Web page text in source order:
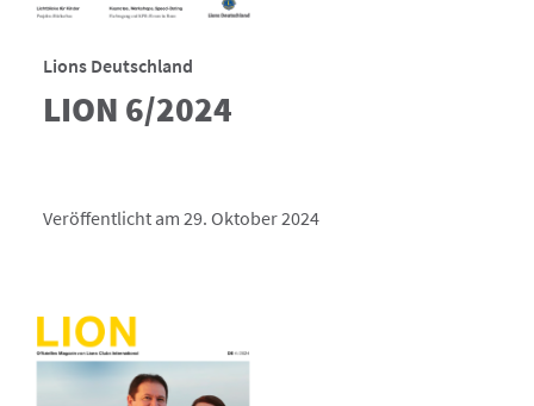
Lions Deutschland
LION 6/2024
Veröffentlicht am 29. Oktober 2024